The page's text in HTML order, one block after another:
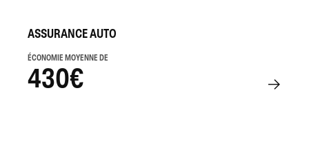
ASSURANCE AUTO
ÉCONOMIE MOYENNE DE
430€